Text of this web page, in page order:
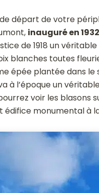
départ de votre
inauguré en 1932
de 1918 un
blanches toutes
épée plantée dans le
à l’époque un
voir les blasons
édifice monumental à